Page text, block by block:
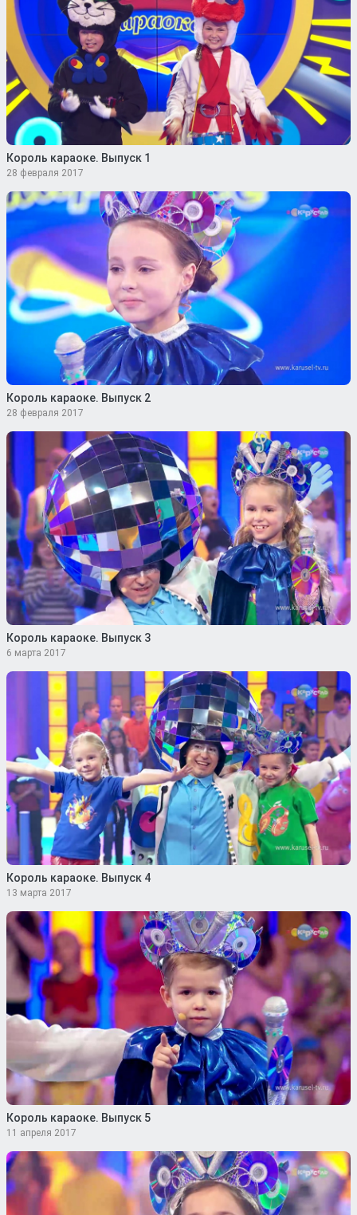
Король караоке. Выпуск 1
28 февраля 2017
Король караоке. Выпуск 2
28 февраля 2017
Король караоке. Выпуск 3
6 марта 2017
Король караоке. Выпуск 4
13 марта 2017
Король караоке. Выпуск 5
11 апреля 2017